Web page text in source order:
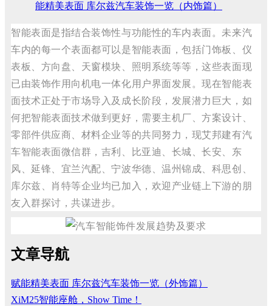
能精美表面 库尔兹汽车装饰一览（内饰篇）
智能表面是指结合装饰性与功能性的车内表面。未来汽
车内的每一个表面都可以是智能表面，包括门饰板、仪
表板、方向盘、天窗模块、照明系统等等，这些表面现
已由装饰作用向机电一体化用户界面发展。现在智能表
面技术正处于市场导入及成长阶段，发展潜力巨大，如
何把智能表面技术做到更好，需要主机厂、方案设计、
零部件供应商、材料企业等的共同努力，现艾邦建有汽
车智能表面微信群，吉利、比亚迪、长城、长安、东
风、延锋、宜兰汽配、宁波华德、温州锦成、科思创、
库尔兹、肖特等企业均已加入，欢迎产业链上下游的朋
友入群探讨，共谋进步。
文章导航
赋能精美表面 库尔兹汽车装饰一览（外饰篇）
XiM25智能座舱，Show Time！